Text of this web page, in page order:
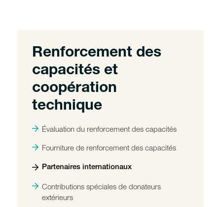
Renforcement des
capacités et
coopération
technique
Évaluation du renforcement des capacités
Fourniture de renforcement des capacités
Partenaires internationaux
Contributions spéciales de donateurs
extérieurs